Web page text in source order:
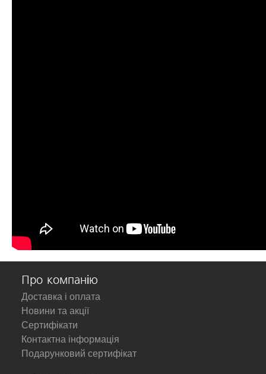
Про компанію
Доставка і оплата
Новини та акції
Сертифікати
Контактна інформація
Подарунковий сертифікат